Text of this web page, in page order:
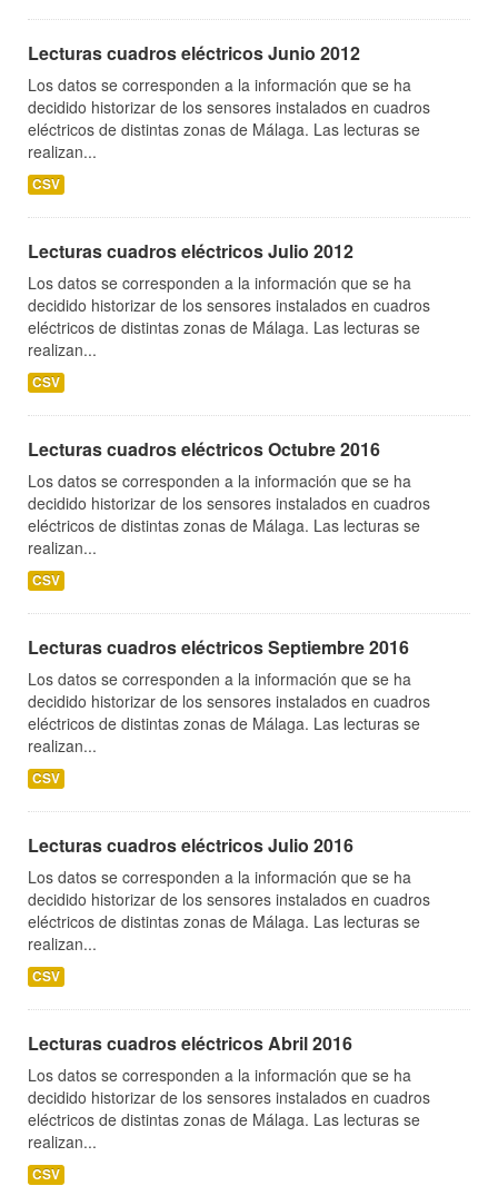
Lecturas cuadros eléctricos Junio 2012
Los datos se corresponden a la información que se ha
decidido historizar de los sensores instalados en cuadros
eléctricos de distintas zonas de Málaga. Las lecturas se
realizan...
CSV
Lecturas cuadros eléctricos Julio 2012
Los datos se corresponden a la información que se ha
decidido historizar de los sensores instalados en cuadros
eléctricos de distintas zonas de Málaga. Las lecturas se
realizan...
CSV
Lecturas cuadros eléctricos Octubre 2016
Los datos se corresponden a la información que se ha
decidido historizar de los sensores instalados en cuadros
eléctricos de distintas zonas de Málaga. Las lecturas se
realizan...
CSV
Lecturas cuadros eléctricos Septiembre 2016
Los datos se corresponden a la información que se ha
decidido historizar de los sensores instalados en cuadros
eléctricos de distintas zonas de Málaga. Las lecturas se
realizan...
CSV
Lecturas cuadros eléctricos Julio 2016
Los datos se corresponden a la información que se ha
decidido historizar de los sensores instalados en cuadros
eléctricos de distintas zonas de Málaga. Las lecturas se
realizan...
CSV
Lecturas cuadros eléctricos Abril 2016
Los datos se corresponden a la información que se ha
decidido historizar de los sensores instalados en cuadros
eléctricos de distintas zonas de Málaga. Las lecturas se
realizan...
CSV